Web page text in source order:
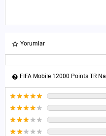
Yorumlar
FIFA Mobile 12000 Points TR